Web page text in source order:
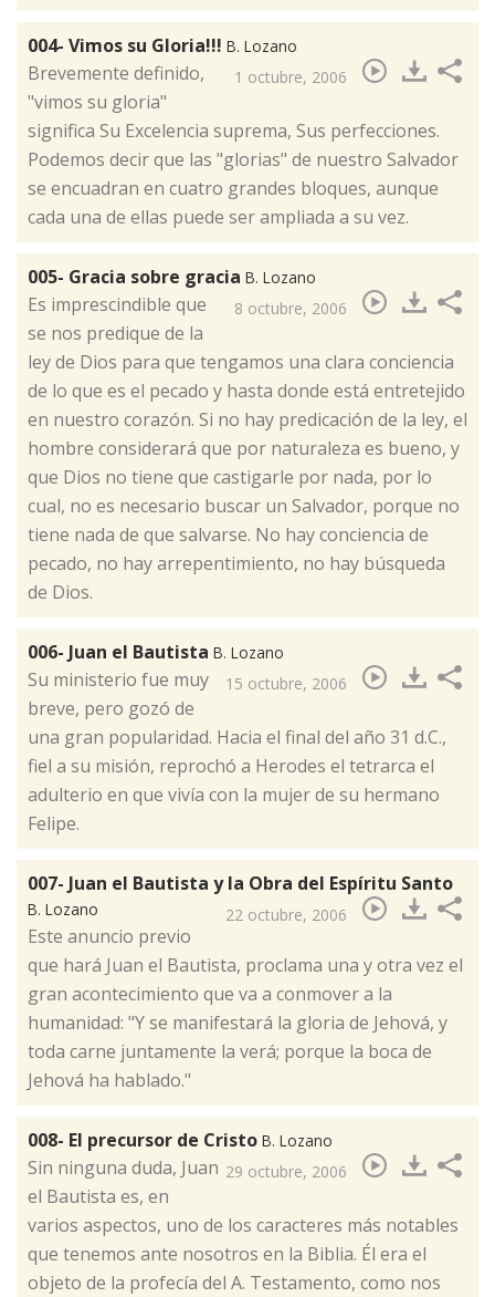
004- Vimos su Gloria!!! B. Lozano
1 octubre, 2006
​Brevemente definido,
"vimos su gloria"
significa Su Excelencia suprema, Sus perfecciones.
Podemos decir que las "glorias" de nuestro Salvador
se encuadran en cuatro grandes bloques, aunque
cada una de ellas puede ser ampliada a su vez.
005- Gracia sobre gracia B. Lozano
8 octubre, 2006
​Es imprescindible que
se nos predique de la
ley de Dios para que tengamos una clara conciencia
de lo que es el pecado y hasta donde está entretejido
en nuestro corazón. Si no hay predicación de la ley, el
hombre considerará que por naturaleza es bueno, y
que Dios no tiene que castigarle por nada, por lo
cual, no es necesario buscar un Salvador, porque no
tiene nada de que salvarse. No hay conciencia de
pecado, no hay arrepentimiento, no hay búsqueda
de Dios.
006- Juan el Bautista B. Lozano
15 octubre, 2006
​Su ministerio fue muy
breve, pero gozó de
una gran popularidad. Hacia el final del año 31 d.C.,
fiel a su misión, reprochó a Herodes el tetrarca el
adulterio en que vivía con la mujer de su hermano
Felipe.
007- Juan el Bautista y la Obra del Espíritu Santo
B. Lozano 22 octubre, 2006
​Este anuncio previo
que hará Juan el Bautista, proclama una y otra vez el
gran acontecimiento que va a conmover a la
humanidad: "Y se manifestará la gloria de Jehová, y
toda carne juntamente la verá; porque la boca de
Jehová ha hablado."
008- El precursor de Cristo B. Lozano
29 octubre, 2006
​Sin ninguna duda, Juan
el Bautista es, en
varios aspectos, uno de los caracteres más notables
que tenemos ante nosotros en la Biblia. Él era el
objeto de la profecía del A. Testamento, como nos